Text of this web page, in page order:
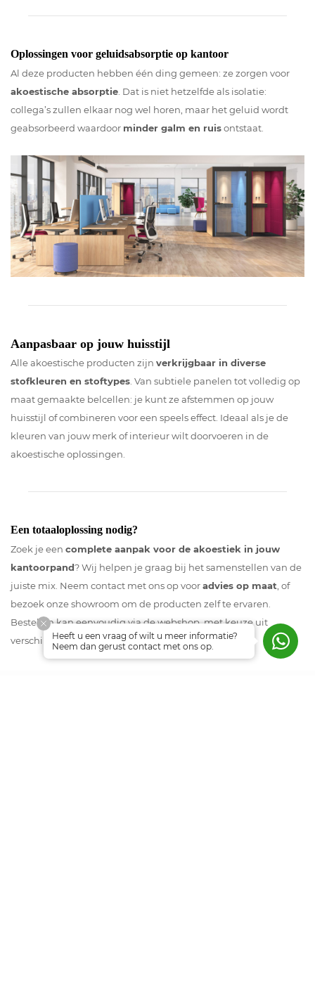
Oplossingen voor geluidsabsorptie op kantoor
Al deze producten hebben één ding gemeen: ze zorgen voor
akoestische absorptie. Dat is niet hetzelfde als isolatie:
collega’s zullen elkaar nog wel horen, maar het geluid wordt
geabsorbeerd waardoor minder galm en ruisontstaat.
Aanpasbaar op jouw huisstijl
Alle akoestische producten zijn verkrijgbaar in diverse
stofkleuren en stoftypes . Van subtiele panelen tot volledig op
maat gemaakte belcellen: je kunt ze afstemmen op jouw
huisstijl of combineren voor een speels effect. Ideaal als je de
kleuren van jouw merk of interieur wilt doorvoeren in de
akoestische oplossingen.
Een totaaloplossing nodig?
Zoek je een complete aanpak voor de akoestiek in jouw
kantoorpand? Wij helpen je graag bij het samenstellen van de
juiste mix. Neem contact met ons op vooradvies op maat , of
bezoek onze showroom om de producten zelf te ervaren.
Bestellen kan eenvoudig via de webshop, met keuze uit
verschillende leverings- en montageservices.
Heeft u een vraag of wilt u meer informatie?
Neem dan gerust contact met ons op.